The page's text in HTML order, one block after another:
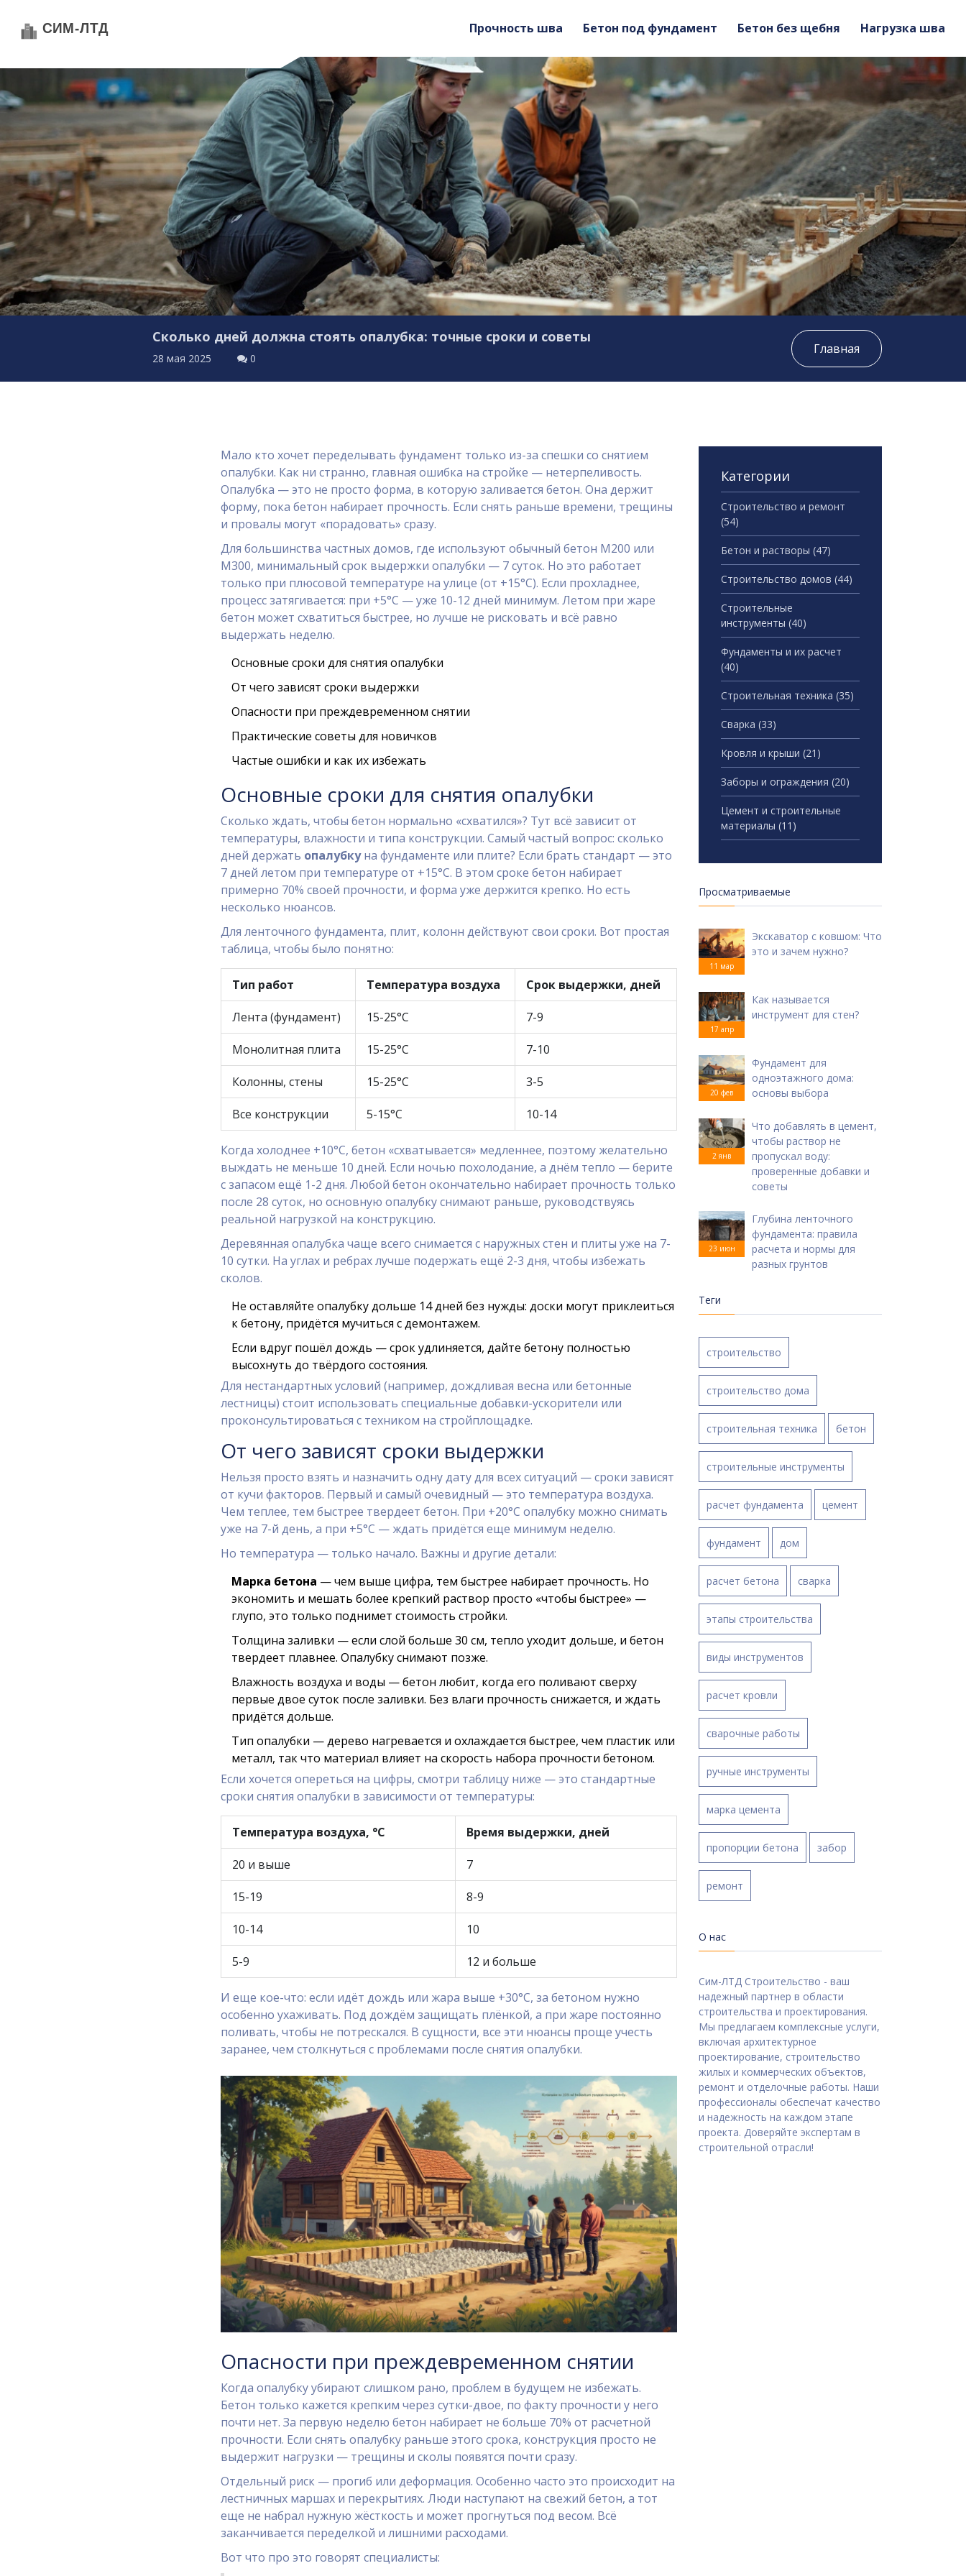
Прочность шва Бетон под фундамент Бетон без щебня Нагрузка шва
Сколько дней должна стоять опалубка: точные сроки и советы
28 мая 2025 0
Главная
Мало кто хочет переделывать фундамент только из-за спешки со снятием
опалубки. Как ни странно, главная ошибка на стройке — нетерпеливость.
Опалубка — это не просто форма, в которую заливается бетон. Она держит
форму, пока бетон набирает прочность. Если снять раньше времени, трещины
и провалы могут «порадовать» сразу.
Для большинства частных домов, где используют обычный бетон М200 или
М300, минимальный срок выдержки опалубки — 7 суток. Но это работает
только при плюсовой температуре на улице (от +15°C). Если прохладнее,
процесс затягивается: при +5°C — уже 10-12 дней минимум. Летом при жаре
бетон может схватиться быстрее, но лучше не рисковать и всё равно
выдержать неделю.
Основные сроки для снятия опалубки
От чего зависят сроки выдержки
Опасности при преждевременном снятии
Практические советы для новичков
Частые ошибки и как их избежать
Основные сроки для снятия опалубки
Сколько ждать, чтобы бетон нормально «схватился»? Тут всё зависит от
температуры, влажности и типа конструкции. Самый частый вопрос: сколько
дней держать опалубкуна фундаменте или плите? Если брать стандарт — это
7 дней летом при температуре от +15°C. В этом сроке бетон набирает
примерно 70% своей прочности, и форма уже держится крепко. Но есть
несколько нюансов.
Для ленточного фундамента, плит, колонн действуют свои сроки. Вот простая
таблица, чтобы было понятно:
Тип работ Температура воздуха Срок выдержки, дней
Лента (фундамент) 15-25°C 7-9
Монолитная плита 15-25°C 7-10
Колонны, стены 15-25°C 3-5
Все конструкции 5-15°C 10-14
Когда холоднее +10°C, бетон «схватывается» медленнее, поэтому желательно
выждать не меньше 10 дней. Если ночью похолодание, а днём тепло — берите
с запасом ещё 1-2 дня. Любой бетон окончательно набирает прочность только
после 28 суток, но основную опалубку снимают раньше, руководствуясь
реальной нагрузкой на конструкцию.
Деревянная опалубка чаще всего снимается с наружных стен и плиты уже на 7-
10 сутки. На углах и ребрах лучше подержать ещё 2-3 дня, чтобы избежать
сколов.
Не оставляйте опалубку дольше 14 дней без нужды: доски могут приклеиться
к бетону, придётся мучиться с демонтажем.
Если вдруг пошёл дождь — срок удлиняется, дайте бетону полностью
высохнуть до твёрдого состояния.
Для нестандартных условий (например, дождливая весна или бетонные
лестницы) стоит использовать специальные добавки-ускорители или
проконсультироваться с техником на стройплощадке.
От чего зависят сроки выдержки
Нельзя просто взять и назначить одну дату для всех ситуаций — сроки зависят
от кучи факторов. Первый и самый очевидный — это температура воздуха.
Чем теплее, тем быстрее твердеет бетон. При +20°C опалубку можно снимать
уже на 7-й день, а при +5°C — ждать придётся еще минимум неделю.
Но температура — только начало. Важны и другие детали:
Марка бетона — чем выше цифра, тем быстрее набирает прочность. Но
экономить и мешать более крепкий раствор просто «чтобы быстрее» —
глупо, это только поднимет стоимость стройки.
Толщина заливки — если слой больше 30 см, тепло уходит дольше, и бетон
твердеет плавнее. Опалубку снимают позже.
Влажность воздуха и воды — бетон любит, когда его поливают сверху
первые двое суток после заливки. Без влаги прочность снижается, и ждать
придётся дольше.
Тип опалубки — дерево нагревается и охлаждается быстрее, чем пластик или
металл, так что материал влияет на скорость набора прочности бетоном.
Если хочется опереться на цифры, смотри таблицу ниже — это стандартные
сроки снятия опалубки в зависимости от температуры:
Температура воздуха, °C Время выдержки, дней
20 и выше 7
15-19 8-9
10-14 10
5-9 12 и больше
И еще кое-что: если идёт дождь или жара выше +30°C, за бетоном нужно
особенно ухаживать. Под дождём защищать плёнкой, а при жаре постоянно
поливать, чтобы не потрескался. В сущности, все эти нюансы проще учесть
заранее, чем столкнуться с проблемами после снятия опалубки.
Опасности при преждевременном снятии
Когда опалубку убирают слишком рано, проблем в будущем не избежать.
Бетон только кажется крепким через сутки-двое, по факту прочности у него
почти нет. За первую неделю бетон набирает не больше 70% от расчетной
прочности. Если снять опалубку раньше этого срока, конструкция просто не
выдержит нагрузки — трещины и сколы появятся почти сразу.
Отдельный риск — прогиб или деформация. Особенно часто это происходит на
лестничных маршах и перекрытиях. Люди наступают на свежий бетон, а тот
еще не набрал нужную жёсткость и может прогнуться под весом. Всё
заканчивается переделкой и лишними расходами.
Вот что про это говорят специалисты:
Категории
Строительство и ремонт
(54)
Бетон и растворы (47)
Строительство домов (44)
Строительные
инструменты (40)
Фундаменты и их расчет
(40)
Строительная техника (35)
Сварка (33)
Кровля и крыши (21)
Заборы и ограждения (20)
Цемент и строительные
материалы (11)
Просматриваемые
11 мар
Экскаватор с ковшом: Что
это и зачем нужно?
17 апр
Как называется
инструмент для стен?
20 фев
Фундамент для
одноэтажного дома:
основы выбора
2 янв
Что добавлять в цемент,
чтобы раствор не
пропускал воду:
проверенные добавки и
советы
23 июн
Глубина ленточного
фундамента: правила
расчета и нормы для
разных грунтов
Теги
строительство
строительство дома
строительная техника бетон
строительные инструменты
расчет фундамента цемент
фундамент дом
расчет бетона сварка
этапы строительства
виды инструментов
расчет кровли
сварочные работы
ручные инструменты
марка цемента
пропорции бетона забор
ремонт
О нас
Сим-ЛТД Строительство - ваш
надежный партнер в области
строительства и проектирования.
Мы предлагаем комплексные услуги,
включая архитектурное
проектирование, строительство
жилых и коммерческих объектов,
ремонт и отделочные работы. Наши
профессионалы обеспечат качество
и надежность на каждом этапе
проекта. Доверяйте экспертам в
строительной отрасли!